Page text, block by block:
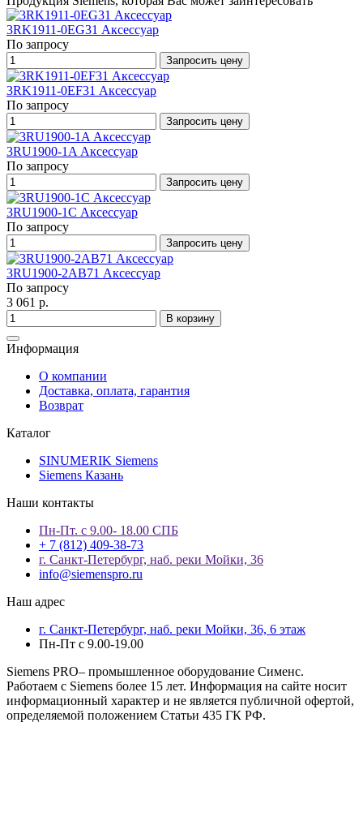
3RK1911-0EG31 Аксессуар
По запросу
Запросить цену
3RK1911-0EF31 Аксессуар
По запросу
Запросить цену
3RU1900-1A Аксессуар
По запросу
Запросить цену
3RU1900-1C Аксессуар
По запросу
Запросить цену
3RU1900-2AB71 Аксессуар
По запросу
3 061 р.
В корзину
Информация
О компании
Доставка, оплата, гарантия
Возврат
Каталог
SINUMERIK Siemens
Siemens Казань
Наши контакты
Пн-Пт. с 9.00- 18.00 СПБ
+ 7 (812) 409-38-73
г. Санкт-Петербург, наб. реки Мойки, 36
info@siemenspro.ru
Наш адрес
г. Санкт-Петербург, наб. реки Мойки, 36, 6 этаж
Пн-Пт с 9.00-19.00
Siemens PRO– промышленное оборудование Сименс.
Работаем с Siemens более 15 лет. Информация на сайте носит
информационный характер и не является публичной офертой,
определяемой положением Статьи 435 ГК РФ.